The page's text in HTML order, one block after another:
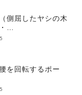
側屈したヤシの木
…
を回転するポー